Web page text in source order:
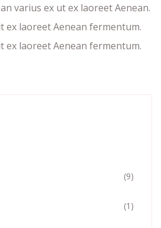
varius ex ut ex laoreet Aenean.
ex laoreet Aenean fermentum.
ex laoreet Aenean fermentum.
(9)
(1)